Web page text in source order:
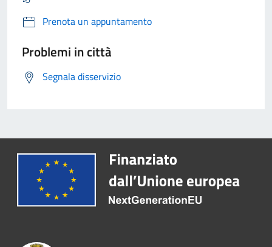
Prenota un appuntamento
Problemi in città
Segnala disservizio